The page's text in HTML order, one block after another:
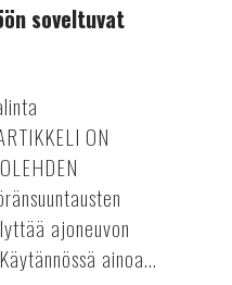
soveltuvat
ON
ajoneuvon
ainoa...